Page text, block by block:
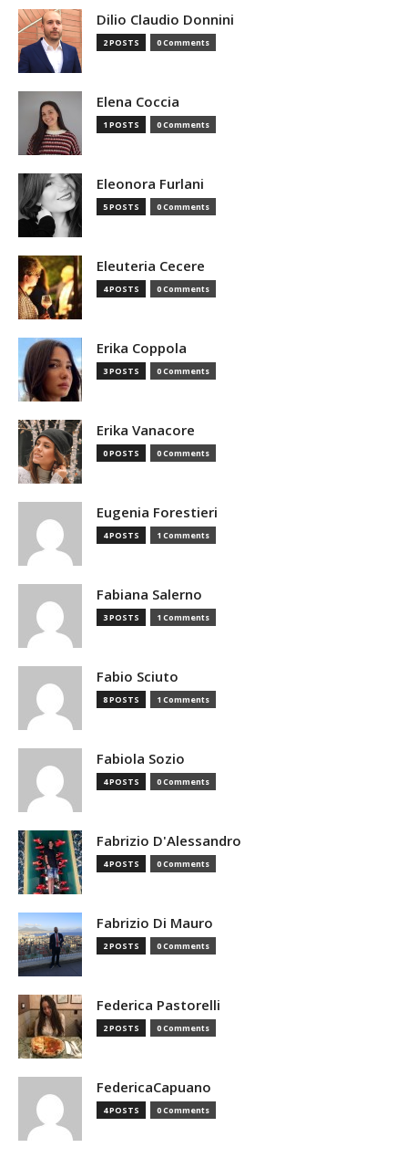
Dilio Claudio Donnini
2 POSTS 0 Comments
Elena Coccia
1 POSTS 0 Comments
Eleonora Furlani
5 POSTS 0 Comments
Eleuteria Cecere
4 POSTS 0 Comments
Erika Coppola
3 POSTS 0 Comments
Erika Vanacore
0 POSTS 0 Comments
Eugenia Forestieri
4 POSTS 1 Comments
Fabiana Salerno
3 POSTS 1 Comments
Fabio Sciuto
8 POSTS 1 Comments
Fabiola Sozio
4 POSTS 0 Comments
Fabrizio D'Alessandro
4 POSTS 0 Comments
Fabrizio Di Mauro
2 POSTS 0 Comments
Federica Pastorelli
2 POSTS 0 Comments
FedericaCapuano
4 POSTS 0 Comments